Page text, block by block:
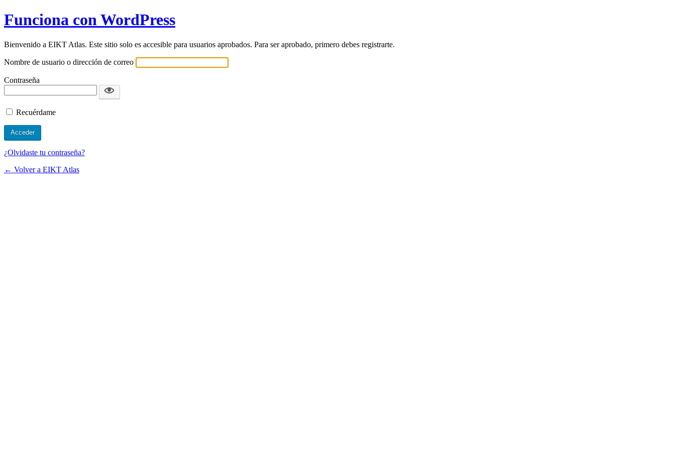
Funciona con WordPress
Bienvenido a EIKT Atlas. Este sitio solo es accesible para usuarios aprobados. Para ser aprobado, primero debes registrarte.
Nombre de usuario o dirección de correo
Contraseña
Recuérdame
¿Olvidaste tu contraseña?
← Volver a EIKT Atlas